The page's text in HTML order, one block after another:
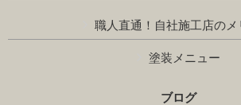
職人直通！自社施工店のメ
塗装メニュー
ブログ